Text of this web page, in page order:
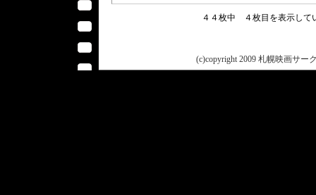
４４枚中 ４枚目を表示し
(c)copyright 2009 札幌映画サー